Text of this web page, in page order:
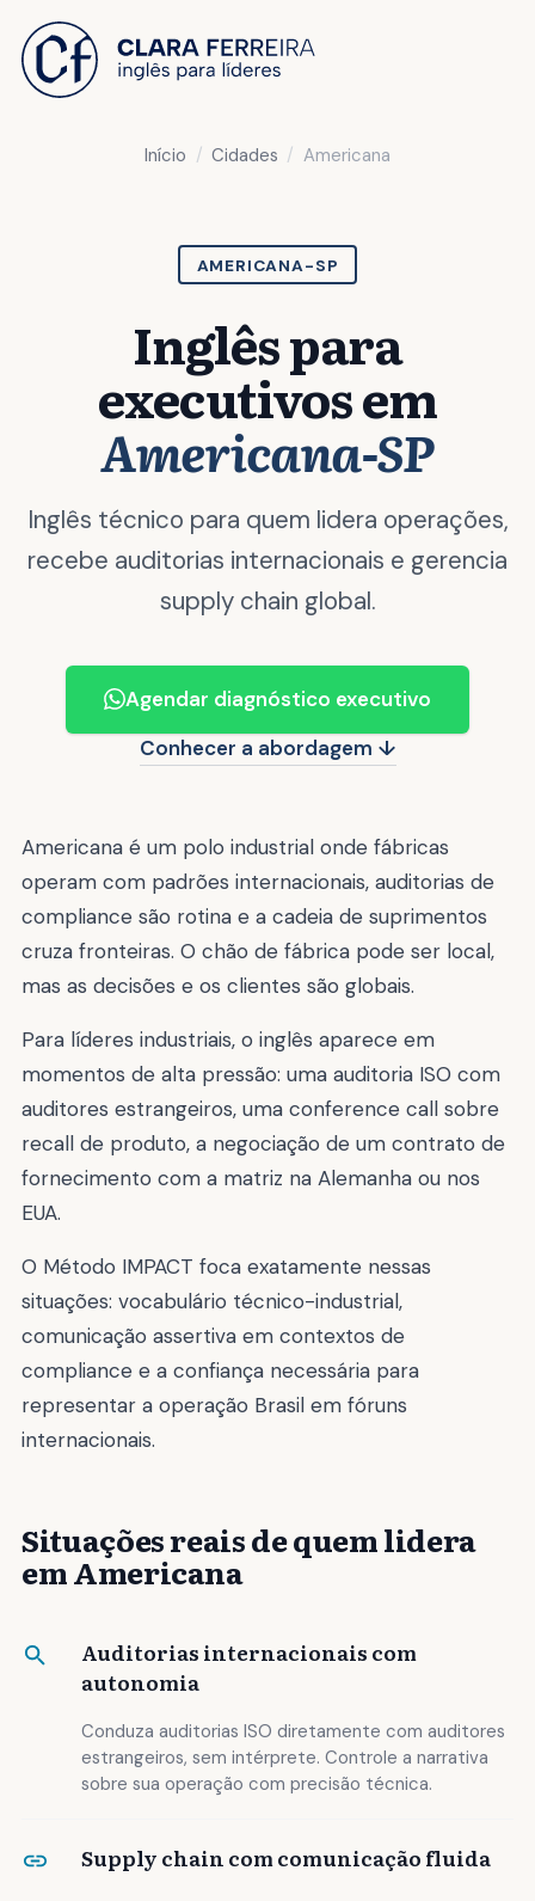
Início Cidades Americana
AMERICANA-SP
Inglês para
executivos em
Americana-SP
Inglês técnico para quem lidera operações,
recebe auditorias internacionais e gerencia
supply chain global.
Agendar diagnóstico executivo
Conhecer a abordagem ↓
Americana é um polo industrial onde fábricas
operam com padrões internacionais, auditorias de
compliance são rotina e a cadeia de suprimentos
cruza fronteiras. O chão de fábrica pode ser local,
mas as decisões e os clientes são globais.
Para líderes industriais, o inglês aparece em
momentos de alta pressão: uma auditoria ISO com
auditores estrangeiros, uma conference call sobre
recall de produto, a negociação de um contrato de
fornecimento com a matriz na Alemanha ou nos
EUA.
O Método IMPACT foca exatamente nessas
situações: vocabulário técnico-industrial,
comunicação assertiva em contextos de
compliance e a confiança necessária para
representar a operação Brasil em fóruns
internacionais.
Situações reais de quem lidera
em Americana
Auditorias internacionais com
autonomia
Conduza auditorias ISO diretamente com auditores
estrangeiros, sem intérprete. Controle a narrativa
sobre sua operação com precisão técnica.
Supply chain com comunicação fluida